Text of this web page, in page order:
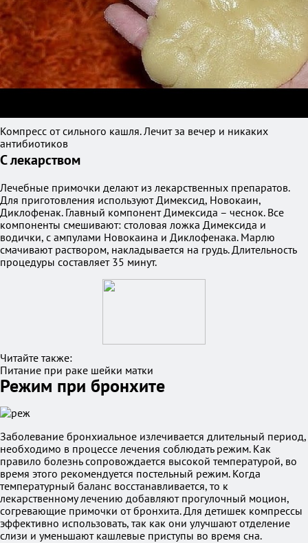
Компресс от сильного кашля. Лечит за вечер и никаких
антибиотиков
С лекарством
Лечебные примочки делают из лекарственных препаратов.
Для приготовления используют Димексид, Новокаин,
Диклофенак. Главный компонент Димексида – чеснок. Все
компоненты смешивают: столовая ложка Димексида и
водички, с ампулами Новокаина и Диклофенака. Марлю
смачивают раствором, накладывается на грудь. Длительность
процедуры составляет 35 минут.
Читайте также:
Питание при раке шейки матки
Режим при бронхите
Заболевание бронхиальное излечивается длительный период,
необходимо в процессе лечения соблюдать режим. Как
правило болезнь сопровождается высокой температурой, во
время этого рекомендуется постельный режим. Когда
температурный баланс восстанавливается, то к
лекарственному лечению добавляют прогулочный моцион,
согревающие примочки от бронхита. Для детишек компрессы
эффективно использовать, так как они улучшают отделение
слизи и уменьшают кашлевые приступы во время сна.